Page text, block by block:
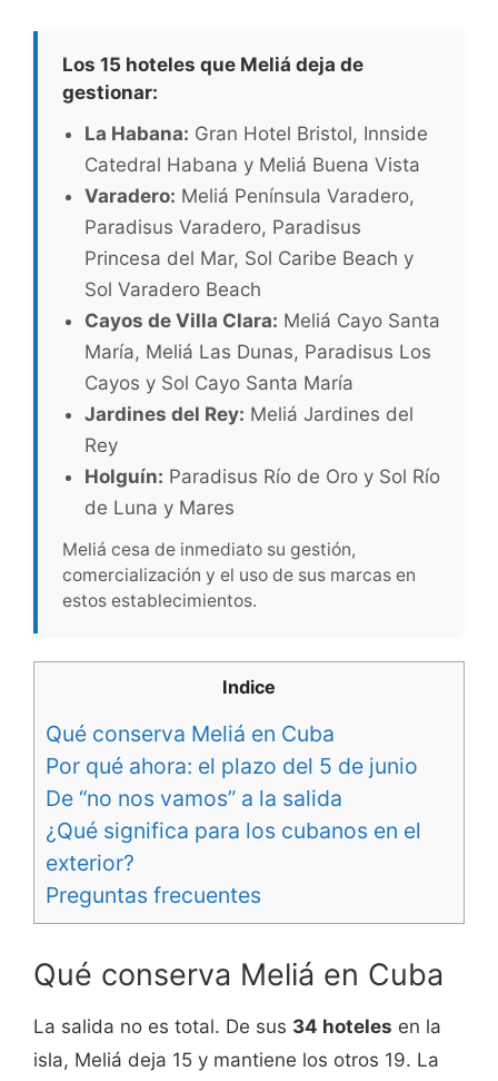
Los 15 hoteles que Meliá deja de
gestionar:
La Habana: Gran Hotel Bristol, Innside
Catedral Habana y Meliá Buena Vista
Varadero: Meliá Península Varadero,
Paradisus Varadero, Paradisus
Princesa del Mar, Sol Caribe Beach y
Sol Varadero Beach
Cayos de Villa Clara: Meliá Cayo Santa
María, Meliá Las Dunas, Paradisus Los
Cayos y Sol Cayo Santa María
Jardines del Rey: Meliá Jardines del
Rey
Holguín: Paradisus Río de Oro y Sol Río
de Luna y Mares
Meliá cesa de inmediato su gestión,
comercialización y el uso de sus marcas en
estos establecimientos.
Indice
Qué conserva Meliá en Cuba
Por qué ahora: el plazo del 5 de junio
De “no nos vamos” a la salida
¿Qué significa para los cubanos en el
exterior?
Preguntas frecuentes
Qué conserva Meliá en Cuba
La salida no es total. De sus 34 hoteles en la
isla, Meliá deja 15 y mantiene los otros 19. La